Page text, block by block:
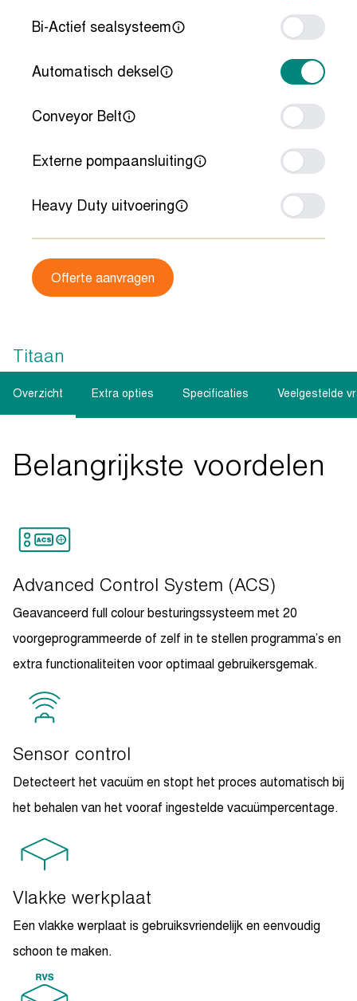
Bi-Actief sealsysteem
Automatisch deksel
Conveyor Belt
Externe pompaansluiting
Heavy Duty uitvoering
Offerte aanvragen
Titaan
Overzicht Extra opties Specificaties Veelgestelde
Belangrijkste voordelen
Advanced Control System (ACS)
Geavanceerd full colour besturingssysteem met 20
voorgeprogrammeerde of zelf in te stellen programma’s en
extra functionaliteiten voor optimaal gebruikersgemak.
Sensor control
Detecteert het vacuüm en stopt het proces automatisch bij
het behalen van het vooraf ingestelde vacuümpercentage.
Vlakke werkplaat
Een vlakke werplaat is gebruiksvriendelijk en eenvoudig
schoon te maken.